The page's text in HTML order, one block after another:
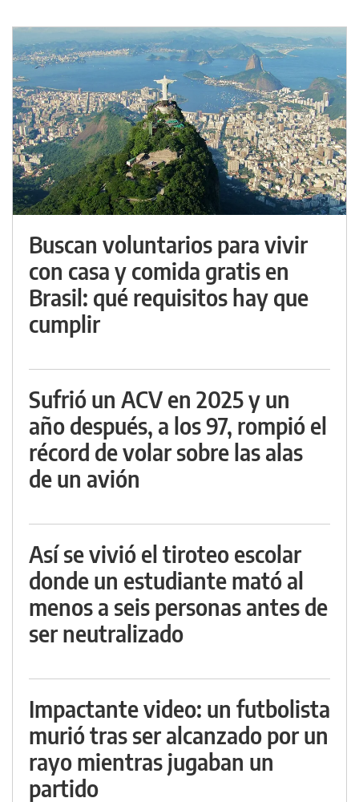
Buscan voluntarios para vivir
con casa y comida gratis en
Brasil: qué requisitos hay que
cumplir
Sufrió un ACV en 2025 y un
año después, a los 97, rompió el
récord de volar sobre las alas
de un avión
Así se vivió el tiroteo escolar
donde un estudiante mató al
menos a seis personas antes de
ser neutralizado
Impactante video: un futbolista
murió tras ser alcanzado por un
rayo mientras jugaban un
partido